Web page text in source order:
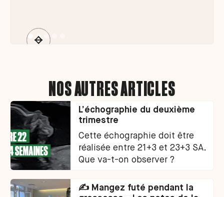
NOS AUTRES ARTICLES
L’échographie du deuxième
trimestre
Cette échographie doit être
réalisée entre 21+3 et 23+3 SA.
Que va-t-on observer ?
✍️ Mangez futé pendant la